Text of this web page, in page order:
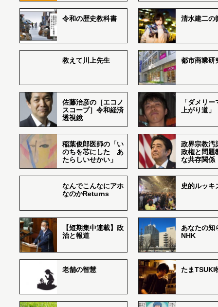
令和の歴史教科書 清水建二の
教えて川上先生 都市商業研
佐藤治彦の［エコノ
スコープ］令和経済
透視鏡
「ダメリ
上がり道」
稲葉俊郎医師の「い
のちを芯にした あ
たらしいせかい」
政界宗教汚
政権と問題
な共存関係
なんでこんなにアホ
なのかReturns
史的ルッキ
【短期集中連載】政
治と報道
あなたの知
NHK
老舗の智慧 たまTSUKI